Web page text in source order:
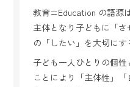
教育=Education の語源
主体となり子どもに「
の「したい」を大切にす
子ども一人ひとりの個
ことにより「主体性」